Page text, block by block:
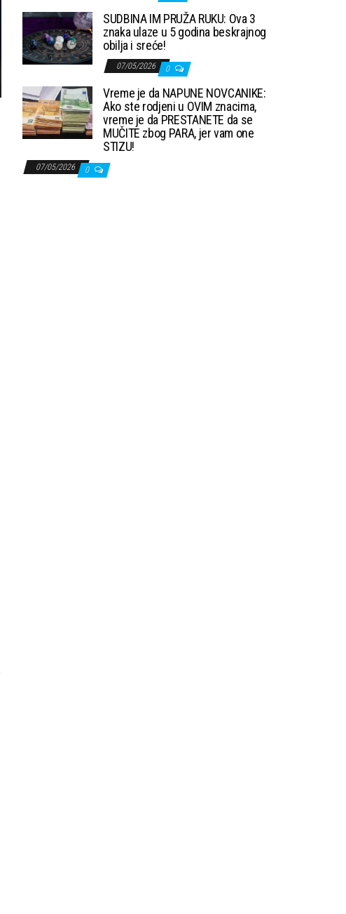
SUDBINA IM PRUŽA RUKU: Ova 3
znaka ulaze u 5 godina beskrajnog
obilja i sreće!
07/05/2026 0
Vreme je da NAPUNE NOVCANIKE:
Ako ste rodjeni u OVIM znacima,
vreme je da PRESTANETE da se
MUČITE zbog PARA, jer vam one
STIZU!
07/05/2026 0